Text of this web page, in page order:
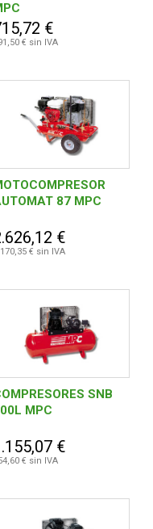
€
€ sin IVA
87 MPC
€
€ sin IVA
SNB
MPC
€
€ sin IVA